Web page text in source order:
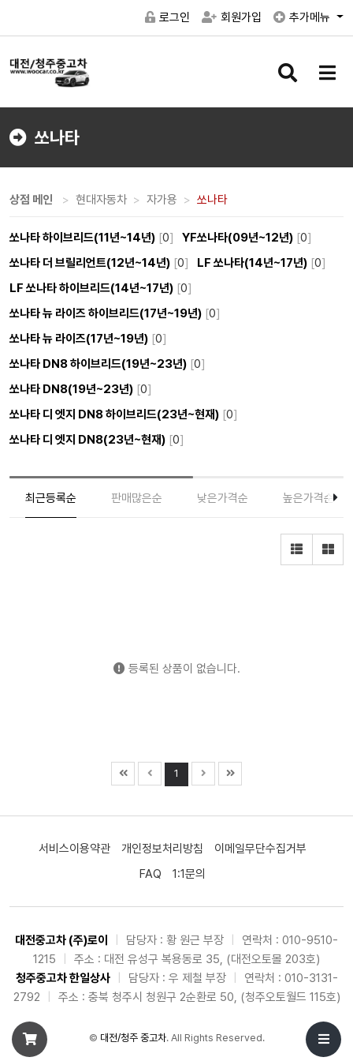
로그인 회원가입 추가메뉴
검
버
메
버
쏘나타
상점 메인 현대자동차 자가용 쏘나타
쏘나타 하이브리드(11년~14년) [0] YF쏘나타(09년~12년) [0]
쏘나타 더 브릴리언트(12년~14년) [0] LF 쏘나타(14년~17년) [0]
LF 쏘나타 하이브리드(14년~17년) [0]
쏘나타 뉴 라이즈 하이브리드(17년~19년) [0]
쏘나타 뉴 라이즈(17년~19년) [0]
쏘나타 DN8 하이브리드(19년~23년) [0]
쏘나타 DN8(19년~23년) [0]
쏘나타 디 엣지 DN8 하이브리드(23년~현재) [0]
쏘나타 디 엣지 DN8(23년~현재) [0]
최근등록순 판매많은순 낮은가격순 높은가격순
등록된 상품이 없습니다.
1
서비스이용약관 개인정보처리방침
이메일무단수집거부
FAQ
1:1문의
대전중고차 (주)로이 담당자 : 황 원근 부장
연락처 : 010-9510-
1215
주소 : 대전 유성구 복용동로 35, (대전오토몰 203호)
청주중고차 한일상사
담당자 : 우 제철 부장
연락처 : 010-3131-
2792
주소 : 충북 청주시 청원구 2순환로 50, (청주오토월드 115호)
© 대전/청주 중고차. All Rights Reserved.